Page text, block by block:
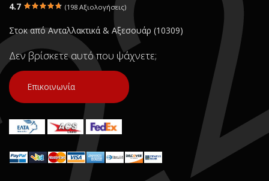
4.7 (198 Αξιολογήσεις)
Στοκ από Ανταλλακτικά & Αξεσουάρ (10309)
Δεν βρίσκετε αυτό που ψάχνετε;
Επικοινωνία